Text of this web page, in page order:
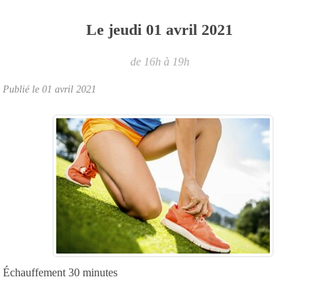
Le jeudi 01 avril 2021
de 16h à 19h
Publié le 01 avril 2021
Échauffement 30 minutes